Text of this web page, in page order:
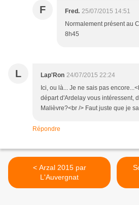
F Fred. 25/07/2015 14:51
Normalement présent au
8h45
L Lap'Ron 24/07/2015 22:24
Ici, ou là... Je ne sais pas
départ d'Ardelay vous intéressent,
Malièvre?<br /> Faut juste que je
Répondre
< Arzal 2015 par
L'Auvergnat